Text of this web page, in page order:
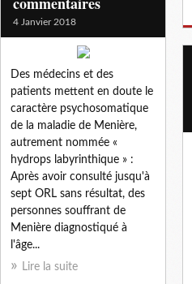
4 Janvier 2018
Des médecins et des
patients mettent en doute le
caractère psychosomatique
de la maladie de Menière,
autrement nommée «
hydrops labyrinthique » :
Après avoir consulté jusqu'à
sept ORL sans résultat, des
personnes souffrant de
Menière diagnostiqué à
l'âge...
Lire la suite